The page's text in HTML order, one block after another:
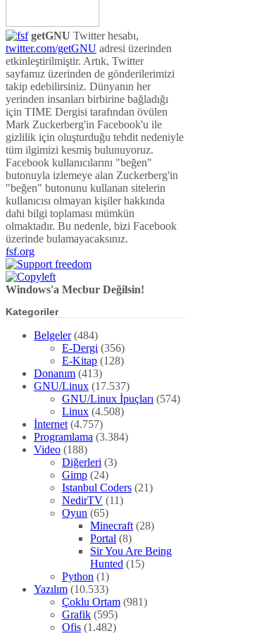
getGNU Twitter hesabı,
twitter.com/getGNU adresi üzerinden
etkinleştirilmiştir. Artık, Twitter
sayfamız üzerinden de gönderilerimizi
takip edebilirsiniz. Dünyanın her
yerinden insanları birbirine bağladığı
için TIME Dergisi tarafından övülen
Mark Zuckerberg'in Facebook'u ile
gizlilik için oluşturduğu tehdit nedeniyle
tüm ilgimizi kesmiş bulunuyoruz.
Facebook kullanıcılarını "beğen"
butonuyla izlemeye alan Zuckerberg'in
"beğen" butonunu kullanan sitelerin
kullanıcısı olmayan kişiler hakkında
dahi bilgi toplaması mümkün
olmaktadır. Bu nedenle, bizi Facebook
üzerinde bulamayacaksınız.
fsf.org
Windows'a Mecbur Değilsin!
Kategoriler
Belgeler(484)
E-Dergi (356)
E-Kitap (128)
Donanım (413)
GNU/Linux (17.537)
GNU/Linux İpuçları (574)
Linux (4.508)
İnternet (4.757)
Programlama (3.384)
Video (188)
Diğerleri (3)
Gimp (24)
Istanbul Coders (21)
NedirTV (11)
Oyun (65)
Minecraft (28)
Portal (8)
Sir You Are Being
Hunted (15)
Python (1)
Yazılım (10.533)
Çoklu Ortam (981)
Grafik (595)
Ofis (1.482)